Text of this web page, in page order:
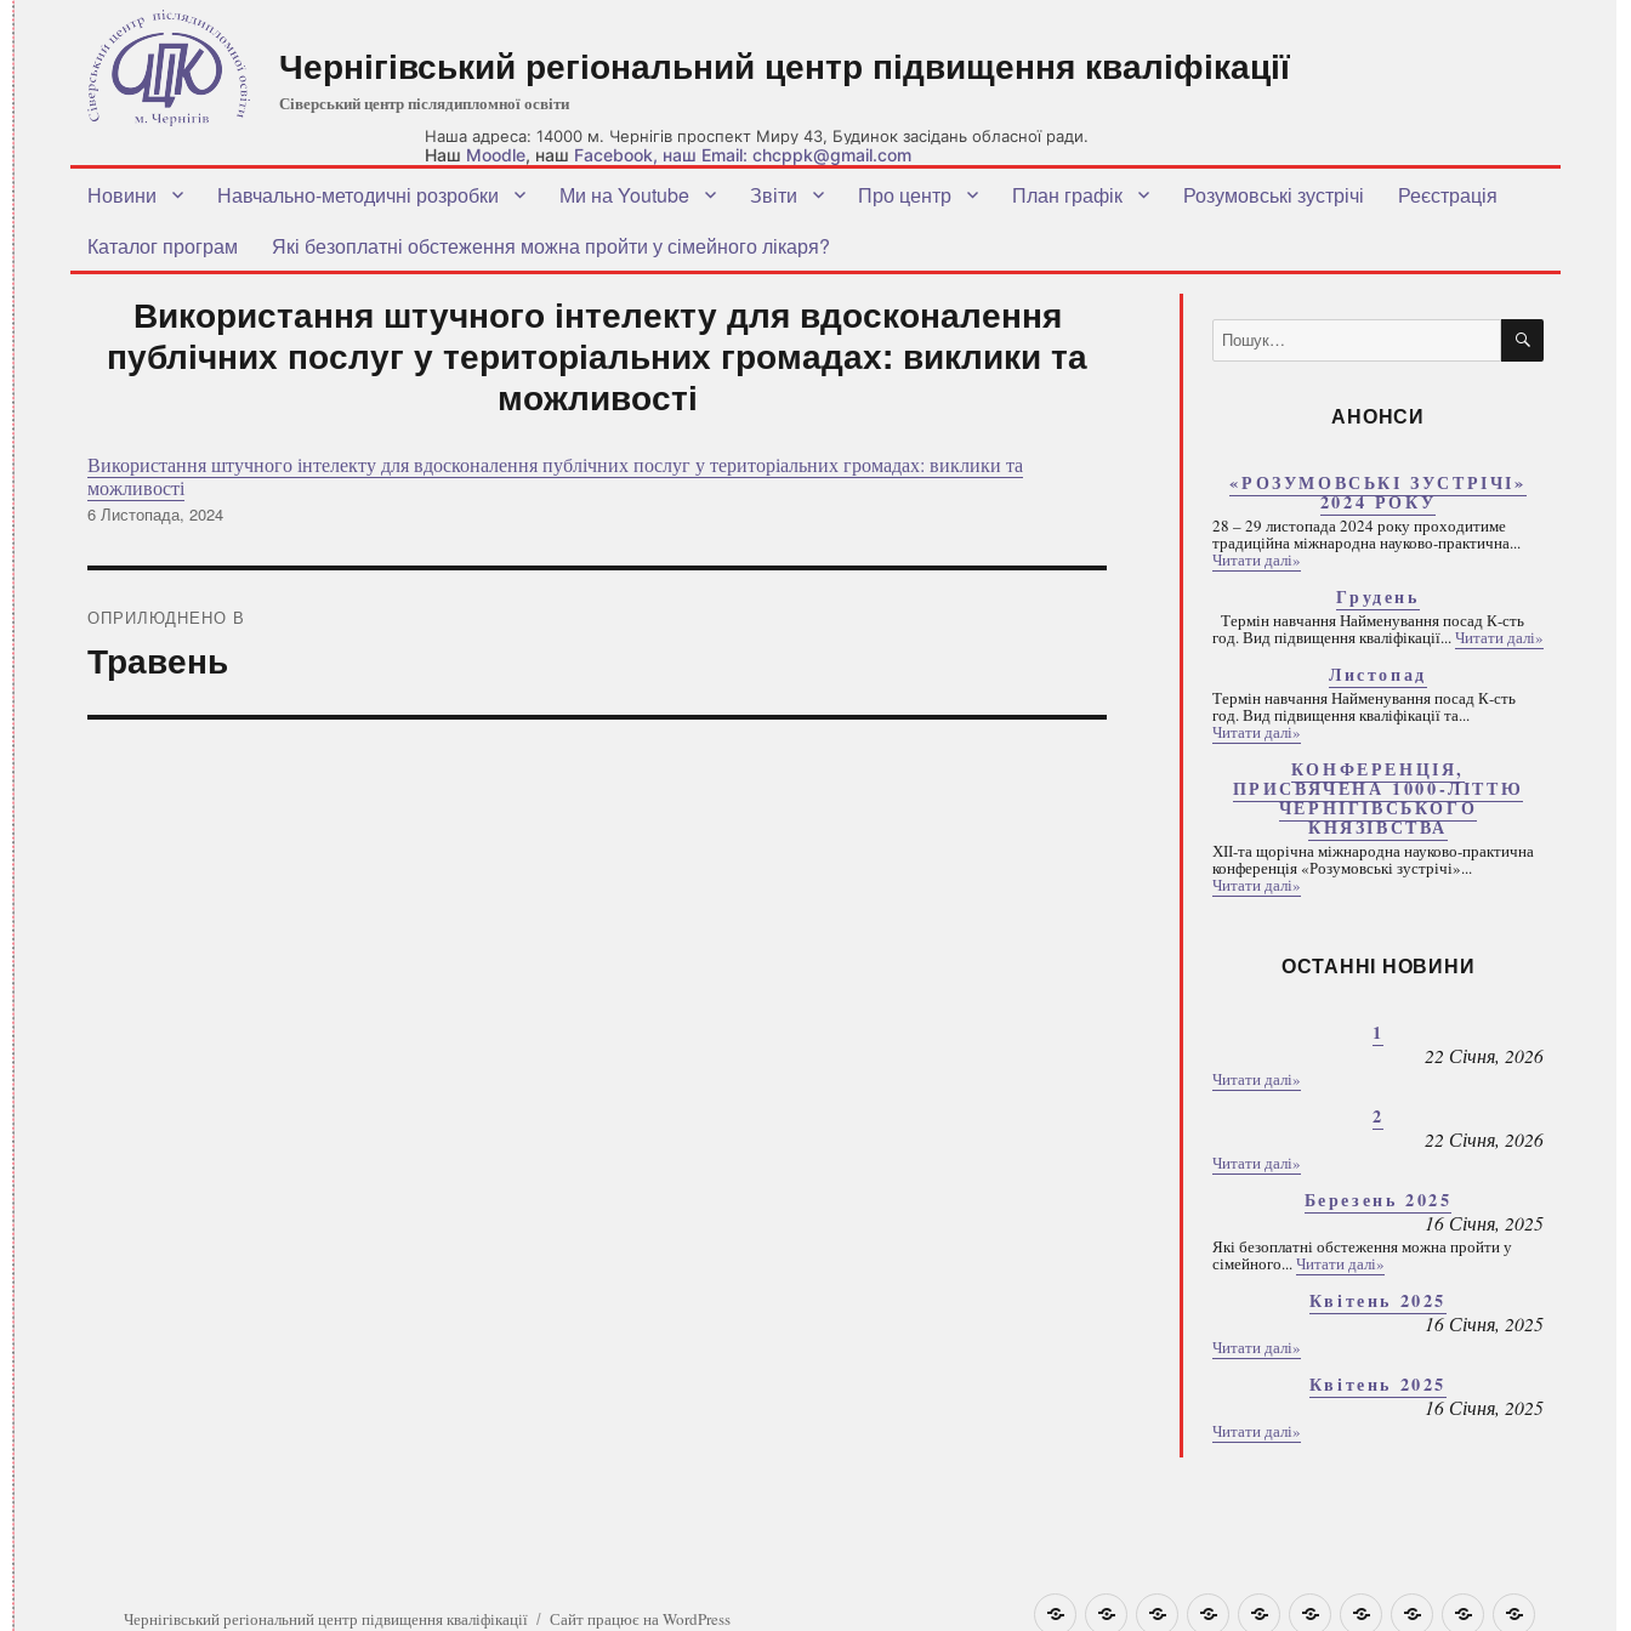
Наша адреса: 14000 м. Чернігів проспект Миру 43, Будинок засідань обласної ради.
Наш Moodle, наш Facebook, наш Email: chcppk@gmail.com
Чернігівський регіональний центр підвищення кваліфікації
Сіверський центр післядипломної освіти
Новини Навчально-методичні розробки Ми на Youtube Звіти Про центр План графік Розумовські зустрічі
Реєстрація
Каталог програм
Які безоплатні обстеження можна пройти у сімейного лікаря?
Використання штучного інтелекту для вдосконалення
публічних послуг у територіальних громадах: виклики та
можливості
Використання штучного інтелекту для вдосконалення публічних послуг у територіальних громадах: виклики та
можливості
Оприлюднено
6 Листопада, 2024
записів
ОПРИЛЮДНЕНО В
Травень
Пошук
за
ШУКАТИ
АНОНСИ
«РОЗУМОВСЬКІ ЗУСТРІЧІ»
2024 РОКУ
28 – 29 листопада 2024 року проходитиме
традиційна міжнародна науково-практична...
Читати далі»
Грудень
Термін навчання Найменування посад К-сть
год. Вид підвищення кваліфікації...Читати далі»
Листопад
Термін навчання Найменування посад К-сть
год. Вид підвищення кваліфікації та...
Читати далі»
КОНФЕРЕНЦІЯ,
ПРИСВЯЧЕНА 1000-ЛІТТЮ
ЧЕРНІГІВСЬКОГО
КНЯЗІВСТВА
ХІІ-та щорічна міжнародна науково-практична
конференція «Розумовські зустрічі»...
Читати далі»
ОСТАННІ НОВИНИ
1
22 Січня, 2026
Читати далі»
2
22 Січня, 2026
Читати далі»
Березень 2025
16 Січня, 2025
Які безоплатні обстеження можна пройти у
сімейного...Читати далі»
Квітень 2025
16 Січня, 2025
Читати далі»
Квітень 2025
16 Січня, 2025
Читати далі»
НовиниНавчально-
Ми
Звіти Про
План Розумовські
Реєстрація
КаталогЯкі
Чернігівський регіональний центр підвищення кваліфікації Сайт працює на WordPress